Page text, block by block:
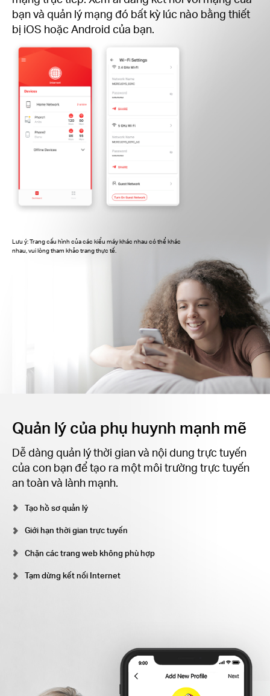
bạn và quản lý mạng đó bất kỳ lúc nào bằng thiết
bị iOS hoặc Android của bạn.
Lưu ý: Trang cấu hình của các kiểu máy khác nhau có thể khác
nhau, vui lòng tham khảo trang thực tế.
Quản lý của phụ huynh mạnh mẽ
Dễ dàng quản lý thời gian và nội dung trực tuyến
của con bạn để tạo ra một môi trường trực tuyến
an toàn và lành mạnh.
Tạo hồ sơ quản lý
Giới hạn thời gian trực tuyến
Chặn các trang web không phù hợp
Tạm dừng kết nối Internet